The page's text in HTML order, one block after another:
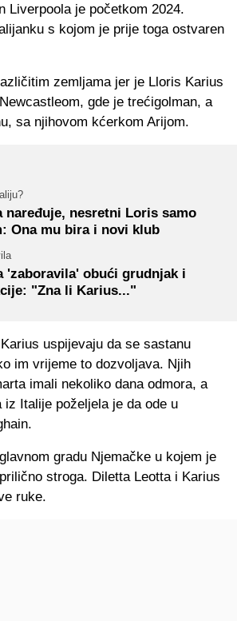
Liverpoola je početkom 2024.
s kojom je prije toga ostvaren
zemljama jer je Lloris Karius
gde je trećigolman, a
sa njihovom kćerkom Arijom.
naređuje, nesretni Loris samo
Ona mu bira i novi klub
'zaboravila' obući grudnjak i
"Zna li Karius..."
uspijevaju da se sastanu
im vrijeme to dozvoljava. Njih
imali nekoliko dana odmora, a
iz Italije poželjela je da ode u
gradu Njemačke u kojem je
stroga. Diletta Leotta i Karius
ruke.